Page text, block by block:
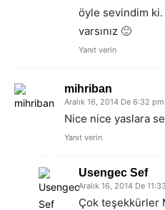
öyle sevindim
varsınız 🙂
Yanıt verin
mihriban
Aralık 16, 2014 De 6:32 pm
Nice nice yaslara
Yanıt verin
Usengec Sef
Aralık 16, 2014 De
Çok teşekkürler